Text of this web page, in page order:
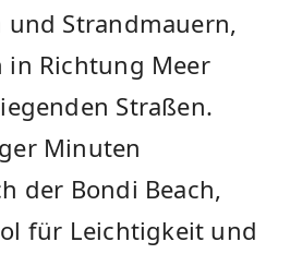
und Strandmauern,
in Richtung Meer
Straßen.
Minuten
der Bondi Beach,
für Leichtigkeit und